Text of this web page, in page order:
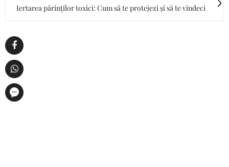
Iertarea părinților toxici: Cum să te protejezi și să te vindeci